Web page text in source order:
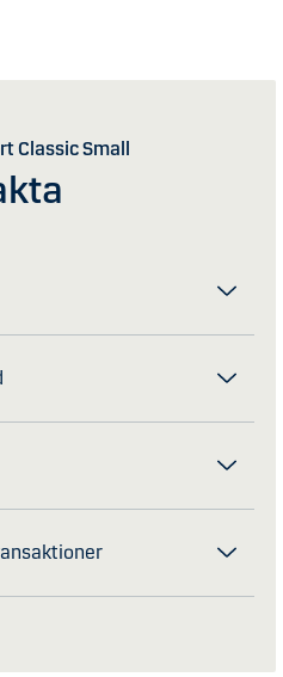
Classic Small